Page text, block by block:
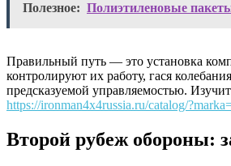
Полезное: Полиэтиленовые
Правильный путь — это установка
контролируют их работу, гася
предсказуемой управляемостью.
https://ironman4x4russia.ru/catalog/
Второй рубеж обороны: